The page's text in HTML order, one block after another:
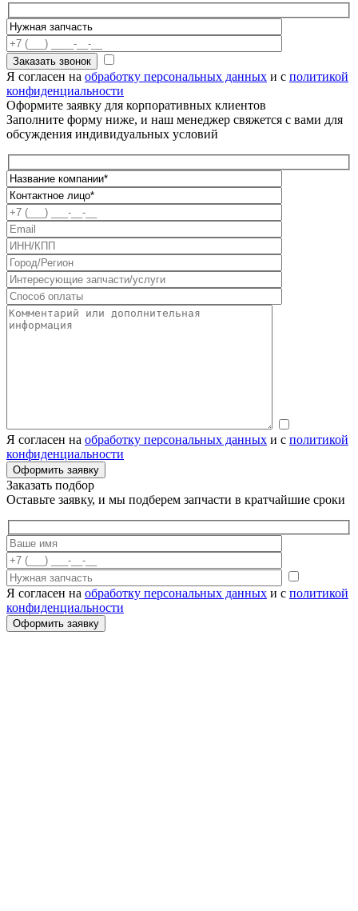
Я согласен на обработку персональных данных и с политикой
конфиденциальности
Оформите заявку для корпоративных клиентов
Заполните форму ниже, и наш менеджер свяжется с вами для
обсуждения индивидуальных условий
Я согласен на обработку персональных данных и с политикой
конфиденциальности
Заказать подбор
Оставьте заявку, и мы подберем запчасти в кратчайшие сроки
Я согласен на обработку персональных данных и с политикой
конфиденциальности